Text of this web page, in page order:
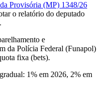
Provisória (MP) 1348/26
o relatório do deputado
e
da Polícia Federal (Funapol)
fixa (bets).
1% em 2026, 2% em